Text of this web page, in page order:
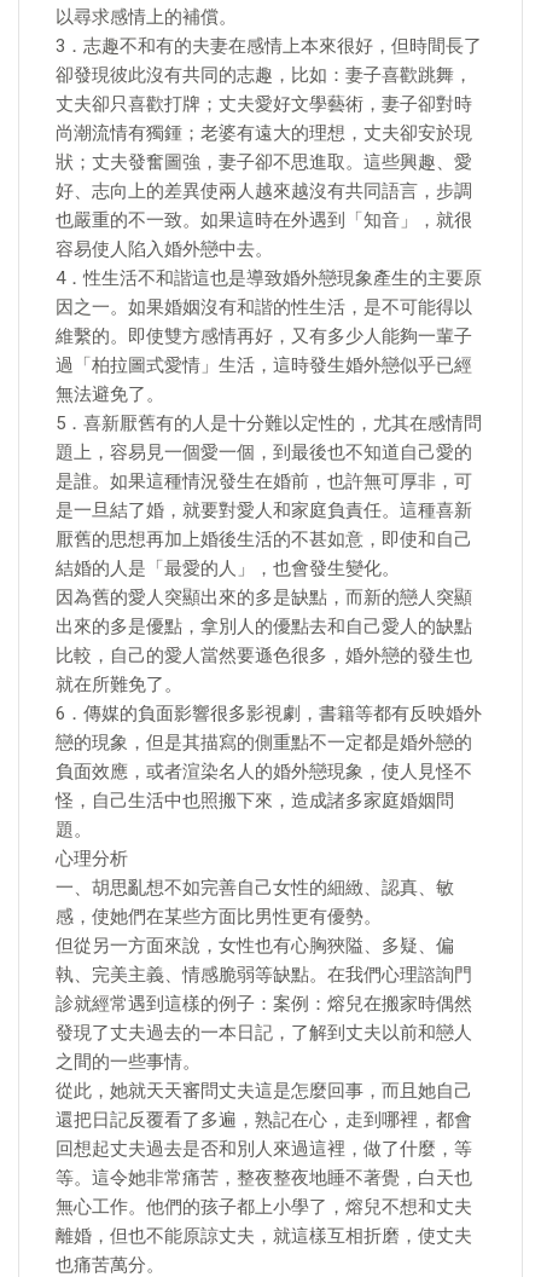
以尋求感情上的補償。
3．志趣不和有的夫妻在感情上本來很好，但時間長了
卻發現彼此沒有共同的志趣，比如：妻子喜歡跳舞，
丈夫卻只喜歡打牌；丈夫愛好文學藝術，妻子卻對時
尚潮流情有獨鍾；老婆有遠大的理想，丈夫卻安於現
狀；丈夫發奮圖強，妻子卻不思進取。這些興趣、愛
好、志向上的差異使兩人越來越沒有共同語言，步調
也嚴重的不一致。如果這時在外遇到「知音」，就很
容易使人陷入婚外戀中去。
4．性生活不和諧這也是導致婚外戀現象產生的主要原
因之一。如果婚姻沒有和諧的性生活，是不可能得以
維繫的。即使雙方感情再好，又有多少人能夠一輩子
過「柏拉圖式愛情」生活，這時發生婚外戀似乎已經
無法避免了。
5．喜新厭舊有的人是十分難以定性的，尤其在感情問
題上，容易見一個愛一個，到最後也不知道自己愛的
是誰。如果這種情況發生在婚前，也許無可厚非，可
是一旦結了婚，就要對愛人和家庭負責任。這種喜新
厭舊的思想再加上婚後生活的不甚如意，即使和自己
結婚的人是「最愛的人」，也會發生變化。
因為舊的愛人突顯出來的多是缺點，而新的戀人突顯
出來的多是優點，拿別人的優點去和自己愛人的缺點
比較，自己的愛人當然要遜色很多，婚外戀的發生也
就在所難免了。
6．傳媒的負面影響很多影視劇，書籍等都有反映婚外
戀的現象，但是其描寫的側重點不一定都是婚外戀的
負面效應，或者渲染名人的婚外戀現象，使人見怪不
怪，自己生活中也照搬下來，造成諸多家庭婚姻問
題。
心理分析
一、胡思亂想不如完善自己女性的細緻、認真、敏
感，使她們在某些方面比男性更有優勢。
但從另一方面來說，女性也有心胸狹隘、多疑、偏
執、完美主義、情感脆弱等缺點。在我們心理諮詢門
診就經常遇到這樣的例子：案例：熔兒在搬家時偶然
發現了丈夫過去的一本日記，了解到丈夫以前和戀人
之間的一些事情。
從此，她就天天審問丈夫這是怎麼回事，而且她自己
還把日記反覆看了多遍，熟記在心，走到哪裡，都會
回想起丈夫過去是否和別人來過這裡，做了什麼，等
等。這令她非常痛苦，整夜整夜地睡不著覺，白天也
無心工作。他們的孩子都上小學了，熔兒不想和丈夫
離婚，但也不能原諒丈夫，就這樣互相折磨，使丈夫
也痛苦萬分。